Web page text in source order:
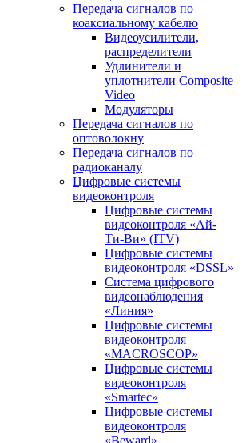
Передача сигналов по
коаксиальному кабелю
Видеоусилители,
распределители
Удлинители и
уплотнители Сomposite
Video
Модуляторы
Передача сигналов по
оптоволокну
Передача сигналов по
радиоканалу
Цифровые системы
видеоконтроля
Цифровые системы
видеоконтроля «Ай-
Ти-Ви» (ITV)
Цифровые системы
видеоконтроля «DSSL»
Система цифрового
видеонаблюдения
«Линия»
Цифровые системы
видеоконтроля
«MACROSCOP»
Цифровые системы
видеоконтроля
«Smartec»
Цифровые системы
видеоконтроля
«Beward»